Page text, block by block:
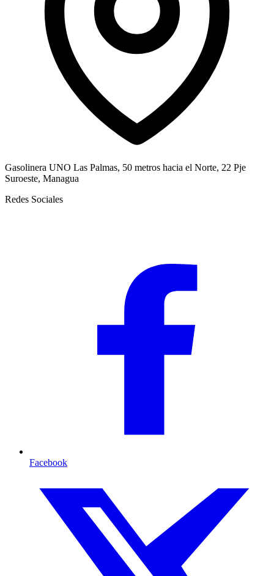
Gasolinera UNO Las Palmas, 50 metros hacia el Norte, 22 Pje
Suroeste, Managua
Redes Sociales
Facebook